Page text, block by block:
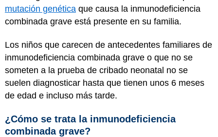
mutación genética que causa la inmunodeficiencia
combinada grave está presente en su familia.
Los niños que carecen de antecedentes familiares de
inmunodeficiencia combinada grave o que no se
someten a la prueba de cribado neonatal no se
suelen diagnosticar hasta que tienen unos 6 meses
de edad e incluso más tarde.
¿Cómo se trata la inmunodeficiencia
combinada grave?